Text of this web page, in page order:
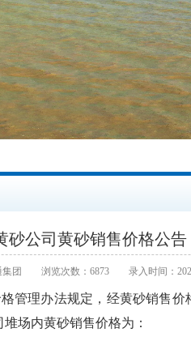
砂公司黄砂销售价格公告
团 浏览次数：6873 录入时间：
格管理办法规定，经黄砂销售
场内黄砂销售价格为：